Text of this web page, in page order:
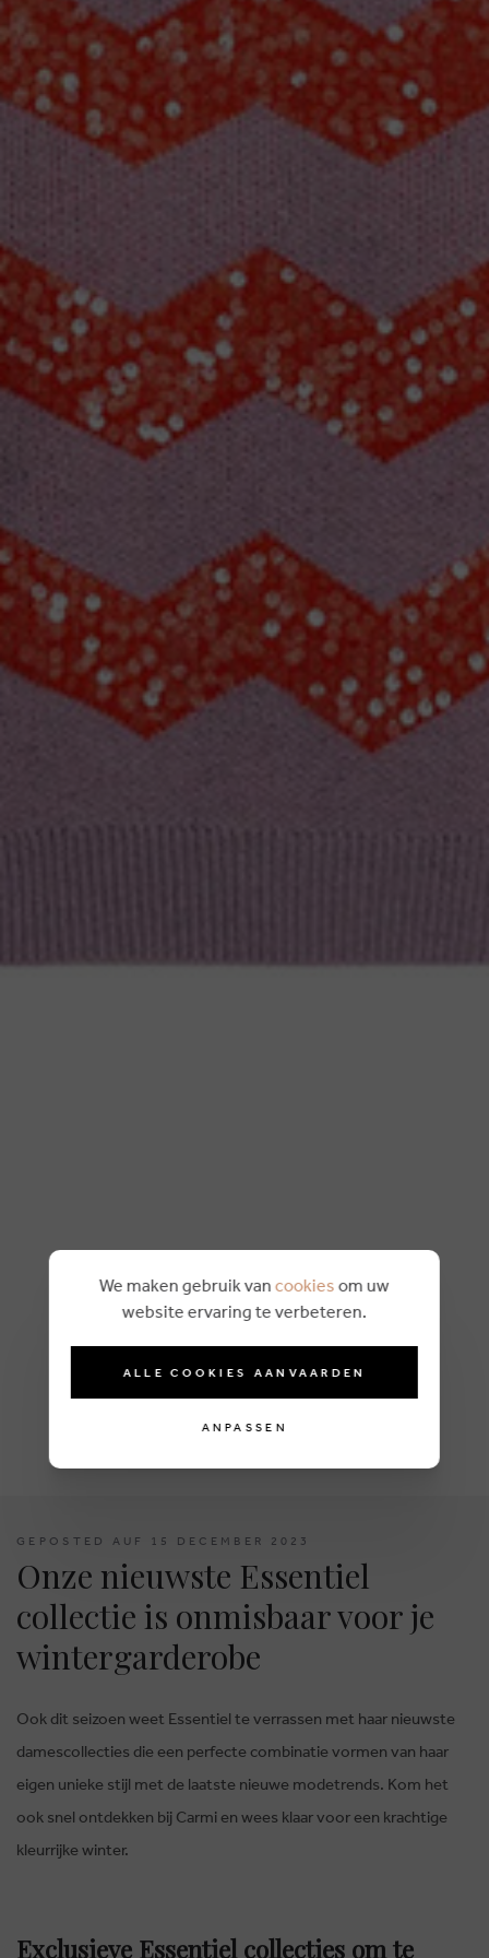
GEPOSTED AUF 15 DECEMBER 2023
Onze nieuwste Essentiel
collectie is onmisbaar voor je
wintergarderobe
Ook dit seizoen weet Essentiel te verrassen met haar nieuwste
damescollecties die een perfecte combinatie vormen van haar
eigen unieke stijl met de laatste nieuwe modetrends. Kom het
ook snel ontdekken bij Carmi en wees klaar voor een krachtige
kleurrijke winter.
Exclusieve Essentiel collecties om te
We maken gebruik van cookies om uw
website ervaring te verbeteren.
ALLE COOKIES AANVAARDEN
ANPASSEN